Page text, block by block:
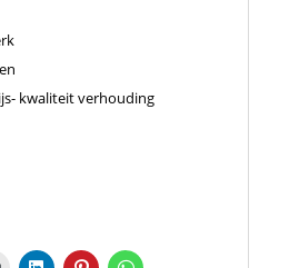
kwaliteit verhouding